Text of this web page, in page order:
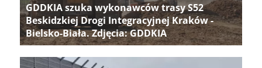
GDDKIA szuka wykonawców trasy S52
Beskidzkiej Drogi Integracyjnej Kraków -
Bielsko-Biała. Zdjęcia: GDDKIA